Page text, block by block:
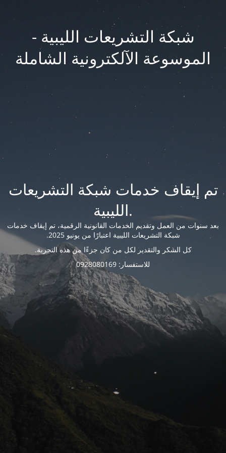
شبكة التشريعات الليبية -
الموسوعة الآلكترونية الشاملة
تم إيقاف خدمات شبكة التشريعات
الليبية.
بعد سنوات من العمل وتقديم الخدمات القانونية الرقمية، تم إيقاف خدمات
شبكة التشريعات الليبية اعتبارًا من يونيو 2025.
كل الشكر والتقدير لكل من كان جزءًا من هذه التجربة.
للاستفسار: 0928080169